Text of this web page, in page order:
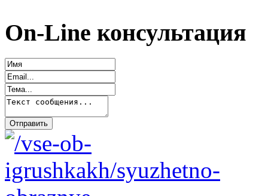
On-Line консультация